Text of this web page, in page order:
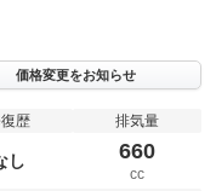
価格変更をお知らせ
歴
し
排気量
660
cc